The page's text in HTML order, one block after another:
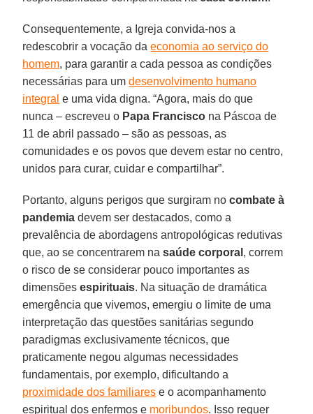
Consequentemente, a Igreja convida-nos a
redescobrir a vocação daeconomia ao serviço do
homem, para garantir a cada pessoa as condições
necessárias para umdesenvolvimento humano
integral e uma vida digna. “Agora, mais do que
nunca – escreveu o Papa Francisco na Páscoa de
11 de abril passado – são as pessoas, as
comunidades e os povos que devem estar no centro,
unidos para curar, cuidar e compartilhar”.
Portanto, alguns perigos que surgiram nocombate à
pandemia devem ser destacados, como a
prevalência de abordagens antropológicas redutivas
que, ao se concentrarem nasaúde corporal , correm
o risco de se considerar pouco importantes as
dimensõesespirituais. Na situação de dramática
emergência que vivemos, emergiu o limite de uma
interpretação das questões sanitárias segundo
paradigmas exclusivamente técnicos, que
praticamente negou algumas necessidades
fundamentais, por exemplo, dificultando a
proximidade dos familiares e o acompanhamento
espiritual dos enfermos e moribundos. Isso requer